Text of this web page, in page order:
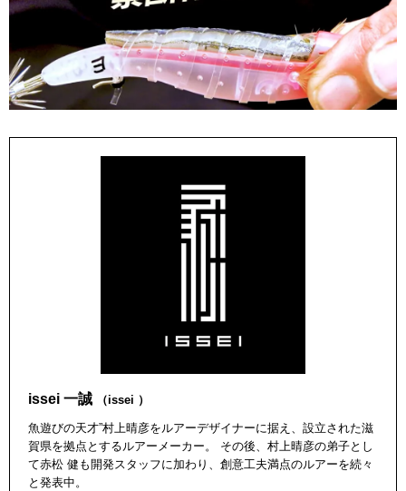
issei 一誠 （issei ）
魚遊びの天才”村上晴彦をルアーデザイナーに据え、設立された滋
賀県を拠点とするルアーメーカー。 その後、村上晴彦の弟子とし
て赤松 健も開発スタッフに加わり、創意工夫満点のルアーを続々
と発表中。